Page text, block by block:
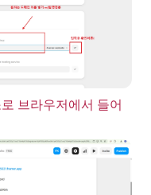
브라우저에서 들어